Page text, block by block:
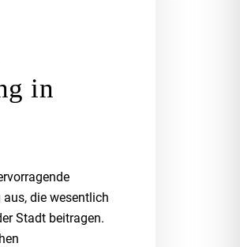
in
die wesentlich
Stadt beitragen.